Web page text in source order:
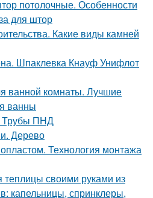
потолочные. Особенности
для штор
Какие виды камней
Шпаклевка Кнауф Унифлот
ванной комнаты. Лучшие
ванны
Трубы ПНД
Дерево
Технология монтажа
своими руками из
капельницы, спринклеры,